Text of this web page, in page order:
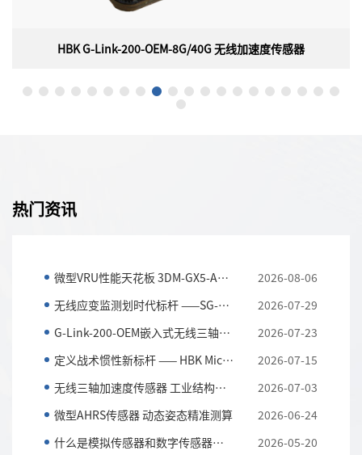
HBK G-Link-200-OEM-8G/40G 无线加速度传感器
HBK G-Link-200-OEM-8G/40G 无线加速度传感器
热门资讯
微型VRU性能天花板 3DM-GX5-AR全解析
2026-08-06
无线应变监测划时代标杆 ——SG-LINK-200三通道无线应...
2026-07-29
G-Link-200-OEM嵌入式无线三轴加速度传感器 全工况振...
2026-07-23
定义战术惯性新标杆 —— HBK MicroStrain 3DM-CV7-AH...
2026-07-15
无线三轴加速度传感器 工业结构与设备振动监测利器
2026-07-03
微型AHRS传感器 动态姿态精准测算
2026-06-24
什么是模拟传感器和数字传感器？以及它们的主要区别
2026-05-20